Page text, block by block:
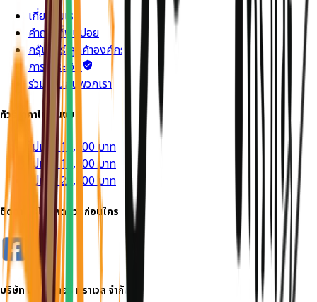
เกี่ยวกับเรา
คำถามที่พบบ่อย
กรุ๊ปทัวร์ ลูกค้าองค์กร
การชำระเงิน
ร่วมงานกับพวกเรา
ทัวร์ราคาไม่เกินงบ
ไม่เกิน 10,000 บาท
ไม่เกิน 15,000 บาท
ไม่เกิน 20,000 บาท
ติดตาม รู้โปรลดด่วนก่อนใคร
บริษัทมอนสเตอร์ ทราเวล จำกัด